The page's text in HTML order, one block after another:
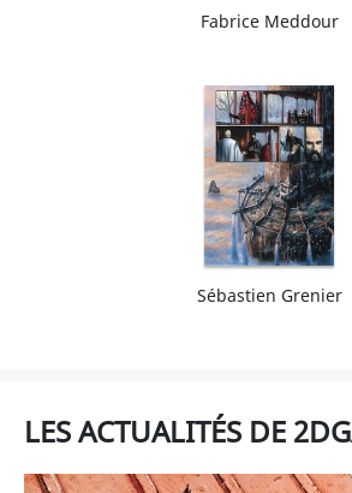
Fabrice Meddour
Sébastien Grenier
LES ACTUALITÉS DE